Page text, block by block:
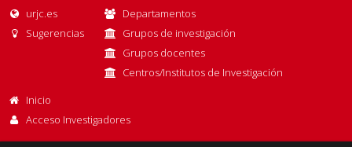
urjc.es
Sugerencias
Departamentos
Grupos de investigación
Grupos docentes
Centros/Institutos de Investigación
Inicio
Acceso Investigadores